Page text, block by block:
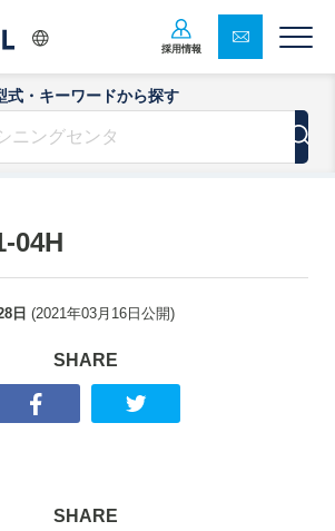
採用情報
式・キーワードから探す
04H
日 (2021年03月16日 公開)
SHARE
SHARE